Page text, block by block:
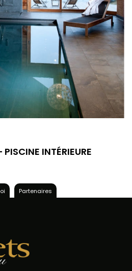
INTÉRIEURE
Partenaires